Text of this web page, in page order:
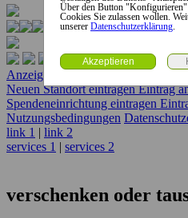
Anzeige erstellen
Neuen Standort eintragenEintrag
Spendeneinrichtung eintragen
Nutzungsbedingungen
link 1 | link 2
services 1 | services 2
verschenken oder
Über den Button
Cookies Sie zulassen wollen.
unserer Datenschutzerklärung.